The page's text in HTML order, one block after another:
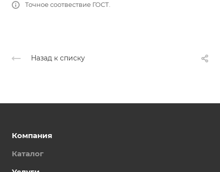
Точное соотвествие ГОСТ.
Назад к списку
Компания
Каталог